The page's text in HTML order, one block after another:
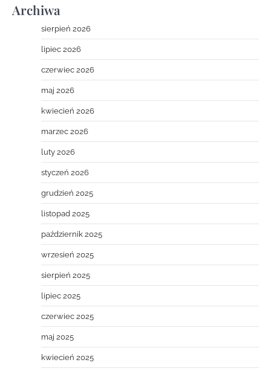
Archiwa
sierpień 2026
lipiec 2026
czerwiec 2026
maj 2026
kwiecień 2026
marzec 2026
luty 2026
styczeń 2026
grudzień 2025
listopad 2025
październik 2025
wrzesień 2025
sierpień 2025
lipiec 2025
czerwiec 2025
maj 2025
kwiecień 2025